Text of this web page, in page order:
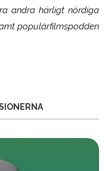
andra härligt nördiga
populärfilmspodden